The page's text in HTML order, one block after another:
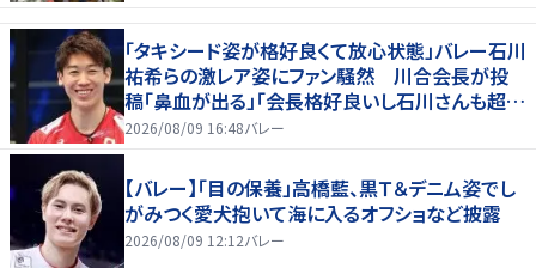
「タキシード姿が格好良くて放心状態」バレー石川
祐希らの激レア姿にファン騒然 川合会長が投
稿「鼻血が出る」「会長格好良いし石川さんも超格
好いい」
2026/08/09 16:48バレー
【バレー】「目の保養」高橋藍、黒Ｔ＆デニム姿でし
がみつく愛犬抱いて海に入るオフショなど披露
2026/08/09 12:12バレー